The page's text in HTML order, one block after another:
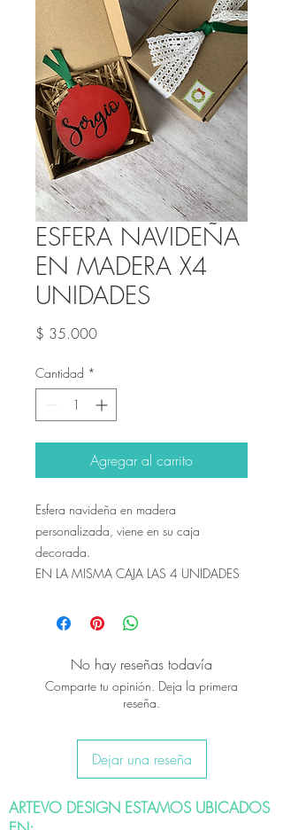
ESFERA NAVIDEÑA
EN MADERA X4
UNIDADES
$ 35.000Precio
Cantidad *
Agregar al carrito
Esfera navideña en madera
personalizada, viene en su caja
decorada.
EN LA MISMA CAJA LAS 4 UNIDADES
No hay reseñas todavía
Comparte tu opinión. Deja la primera
reseña.
Dejar una reseña
ARTEVO DESIGN ESTAMOS UBICADOS